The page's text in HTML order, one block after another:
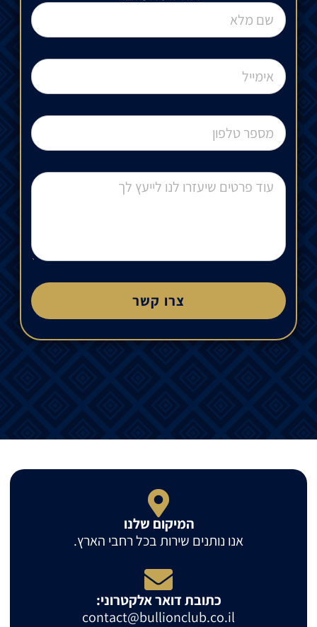
צרו קשר
המיקום שלנו
אנו נותנים שירות בכל רחבי הארץ.
כתובת דואר אלקטרוני:
contact@bullionclub.co.il